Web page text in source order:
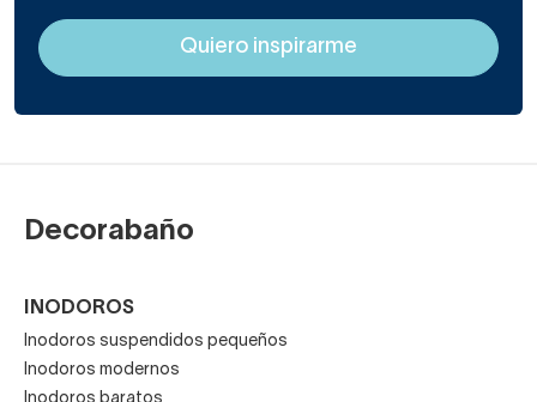
Decorabaño
INODOROS
Inodoros suspendidos pequeños
Inodoros modernos
Inodoros baratos